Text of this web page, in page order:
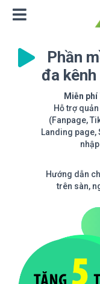
Phần
đa
Miễn phí
Hỗ trợ
(Fanpage,
Landing page,
Hướng dẫn
trên sàn,